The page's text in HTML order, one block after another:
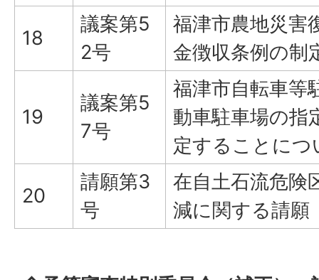
18
議案第5
2号
福津市農地災害
金徴収条例の制
19
議案第5
7号
福津市自転車等
動車駐車場の指
定することにつ
20
請願第3
号
在自土石流危険
減に関する請願